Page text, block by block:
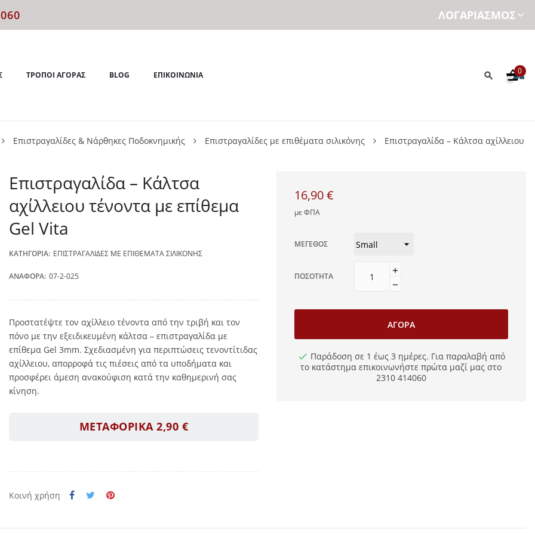
ΛΟΓΑΡΙΑΣΜΌΣ
ΤΡΌΠΟΙ ΑΓΟΡΆΣ BLOG ΕΠΙΚΟΙΝΩΝΊΑ 0
Επιστραγαλίδες & Νάρθηκες Ποδοκνημικής Επιστραγαλίδες με επιθέματα σιλικόνης Επιστραγαλίδα – Κάλτσα αχίλλειου
Επιστραγαλίδα – Κάλτσα
αχίλλειου τένοντα με επίθεμα
Gel Vita
ΚΑΤΗΓΟΡΊΑ: ΕΠΙΣΤΡΑΓΑΛΊΔΕΣ ΜΕ ΕΠΙΘΈΜΑΤΑ ΣΙΛΙΚΌΝΗΣ
ΑΝΑΦΟΡΆ: 07-2-025
Προστατέψτε τον αχίλλειο τένοντα από την τριβή και τον
πόνο με την εξειδικευμένη κάλτσα – επιστραγαλίδα με
επίθεμα Gel 3mm. Σχεδιασμένη για περιπτώσεις τενοντίτιδας
αχίλλειου, απορροφά τις πιέσεις από τα υποδήματα και
προσφέρει άμεση ανακούφιση κατά την καθημερινή σας
κίνηση.
ΜΕΤΑΦΟΡΙΚΑ 2,90 €
Κοινή χρήση
16,90 €
με ΦΠΑ
ΜΈΓΕΘΟΣ
ΠΟΣΌΤΗΤΑ
ΑΓΟΡΆ
Παράδοση σε 1 έως 3 ημέρες. Για παραλαβή από
το κατάστημα επικοινωνήστε πρώτα μαζί μας στο
2310 414060